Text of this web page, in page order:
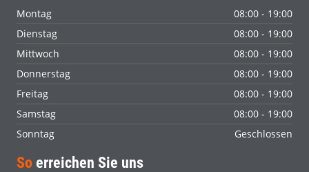
Montag
08:00 - 19:00
Dienstag
08:00 - 19:00
Mittwoch
08:00 - 19:00
Donnerstag
08:00 - 19:00
Freitag
08:00 - 19:00
Samstag
08:00 - 19:00
Sonntag
Geschlossen
So erreichen Sie uns